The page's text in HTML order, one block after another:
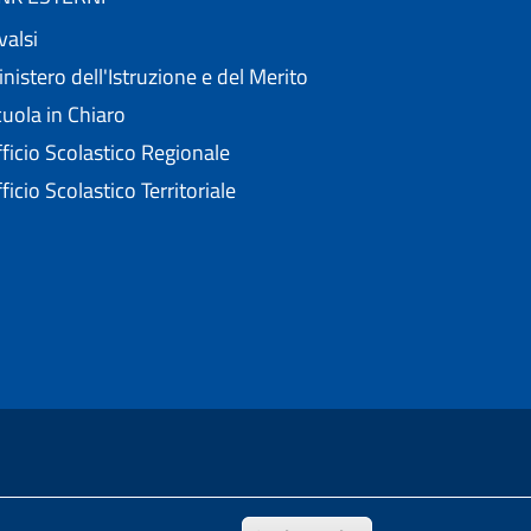
dell'Istruzione e del Merito
in Chiaro
Scolastico Regionale
Scolastico Territoriale
del Progetto "Un CMS per la scuola" .